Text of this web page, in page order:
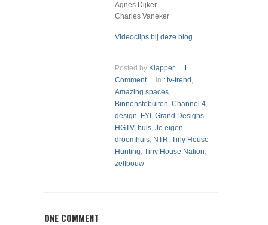
Agnes Dijker
Charles Vaneker
Videoclips bij deze blog
Posted by Klapper
1
Comment| in : tv-trend ,
Amazing spaces,
Binnenstebuiten, Channel 4,
design, FYI , Grand Designs,
HGTV, huis, Je eigen
droomhuis, NTR, Tiny House
Hunting, Tiny House Nation,
zelfbouw
ONE COMMENT